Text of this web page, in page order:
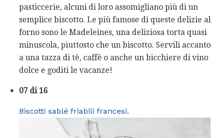
pasticcerie, alcuni di loro assomigliano più di un
semplice biscotto. Le più famose di queste delizie al
forno sono le Madeleines, una deliziosa torta quasi
minuscola, piuttosto che un biscotto. Servili accanto
a una tazza di tè, caffè o anche un bicchiere di vino
dolce e goditi le vacanze!
07 di 16
Biscotti sablé friabili francesi.